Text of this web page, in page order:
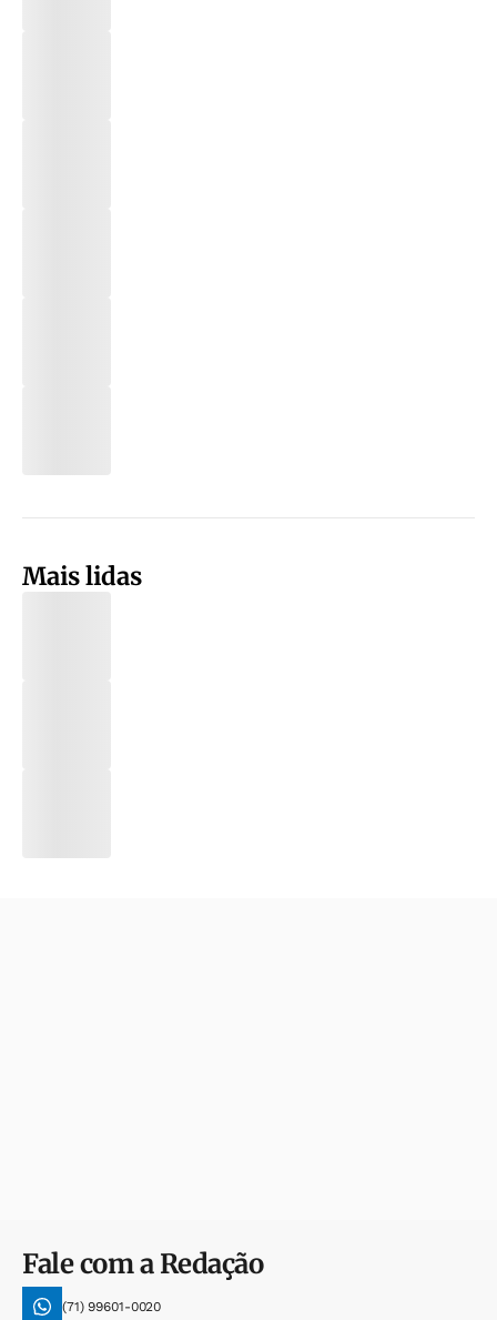
Mais lidas
Fale com a Redação
(71) 99601-0020